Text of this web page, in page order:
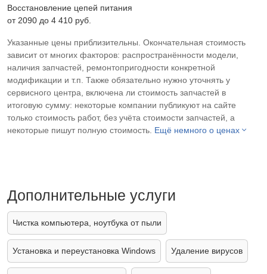
Восстановление цепей питания
от 2090 до 4 410 pyб.
Указанные цены приблизительны. Окончательная стоимость
зависит от многих факторов: распространённости модели,
наличия запчастей, ремонтопригодности конкретной
модификации и т.п. Также обязательно нужно уточнять у
сервисного центра, включена ли стоимость запчастей в
итоговую сумму: некоторые компании публикуют на сайте
только стоимость работ, без учёта стоимости запчастей, а
некоторые пишут полную стоимость. Ещё немного о ценах
Дополнительные услуги
Чистка компьютера, ноутбука от пыли
Установка и переустановка Windows Удаление вирусов